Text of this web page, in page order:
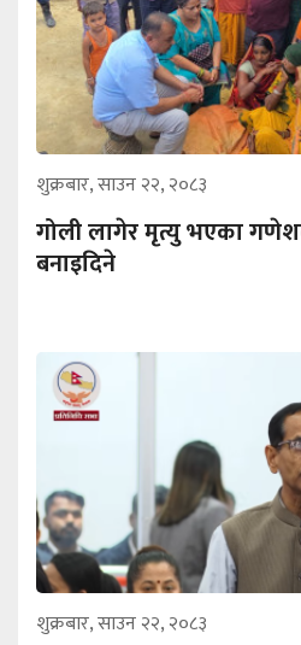
शुक्रबार, साउन २२, २०८३
गोली लागेर मृत्यु भएका
बनाइदिने
शुक्रबार, साउन २२, २०८३